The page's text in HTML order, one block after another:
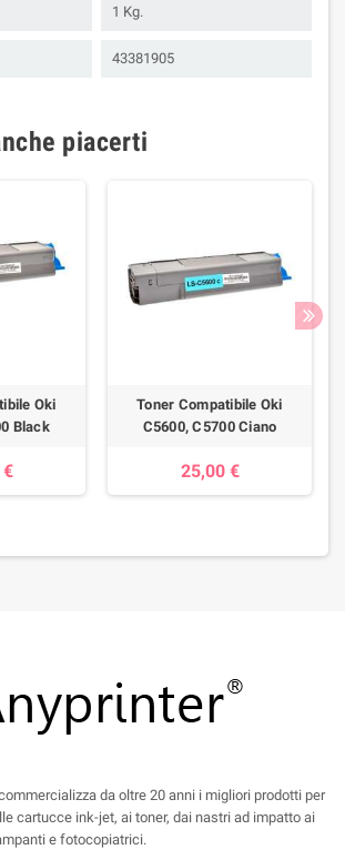
1 Kg.
43381905
piacerti
Oki
Black
Toner Compatibile Oki
C5600, C5700 Ciano
25,00 €
da oltre 20 anni i migliori prodotti per
cartucce ink-jet, ai toner, dai nastri ad impatto ai
e fotocopiatrici.